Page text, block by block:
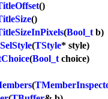
()
()
(Bool_tb)
(TStyle* style)
(Bool_tchoice)
(